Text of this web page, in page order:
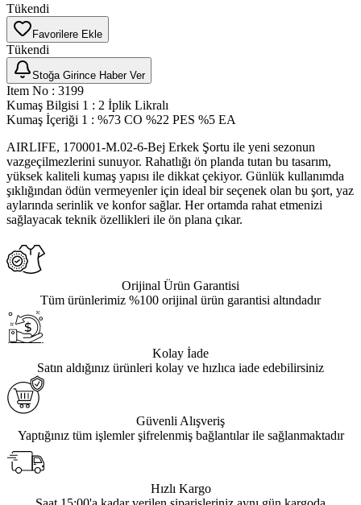
Tükendi
Favorilere Ekle
Tükendi
Stoğa Girince Haber Ver
Item No : 3199
Kumaş Bilgisi 1 : 2 İplik Likralı
Kumaş İçeriği 1 : %73 CO %22 PES %5 EA
AIRLIFE, 170001-M.02-6-Bej Erkek Şortu ile yeni sezonun
vazgeçilmezlerini sunuyor. Rahatlığı ön planda tutan bu tasarım,
yüksek kaliteli kumaş yapısı ile dikkat çekiyor. Günlük kullanımda
şıklığından ödün vermeyenler için ideal bir seçenek olan bu şort, yaz
aylarında serinlik ve konfor sağlar. Her ortamda rahat etmenizi
sağlayacak teknik özellikleri ile ön plana çıkar.
Orijinal Ürün Garantisi
Tüm ürünlerimiz %100 orijinal ürün garantisi altındadır
Kolay İade
Satın aldığınız ürünleri kolay ve hızlıca iade edebilirsiniz
Güvenli Alışveriş
Yaptığınız tüm işlemler şifrelenmiş bağlantılar ile sağlanmaktadır
Hızlı Kargo